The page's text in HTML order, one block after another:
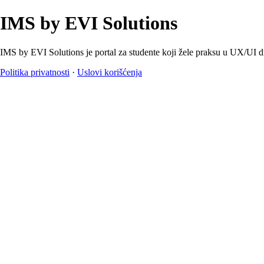
IMS by EVI Solutions
IMS by EVI Solutions je portal za studente koji žele praksu u UX/UI
Politika privatnosti · Uslovi korišćenja